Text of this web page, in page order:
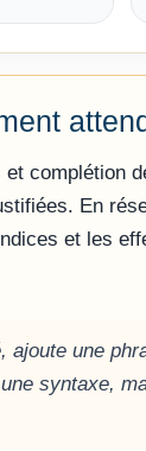
complétion
En
et les
une
syntaxe,